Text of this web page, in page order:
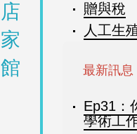
贈與稅
人工生
最新訊息
Ep31：
學術工